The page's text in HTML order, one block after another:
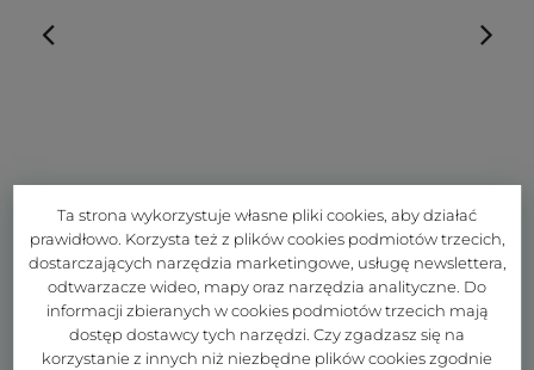
Ta strona wykorzystuje własne pliki cookies, aby działać
prawidłowo. Korzysta też z plików cookies podmiotów trzecich,
dostarczających narzędzia marketingowe, usługę newslettera,
odtwarzacze wideo, mapy oraz narzędzia analityczne. Do
informacji zbieranych w cookies podmiotów trzecich mają
dostęp dostawcy tych narzędzi. Czy zgadzasz się na
korzystanie z innych niż niezbędne plików cookies zgodnie